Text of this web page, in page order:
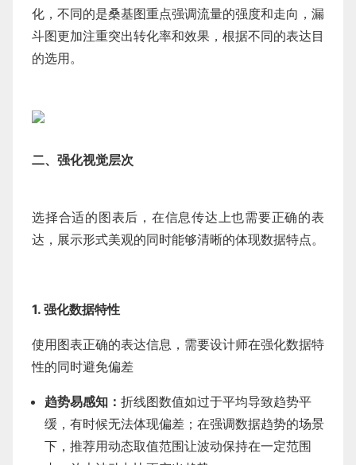
化，不同的是桑基图重点强调流量的强度和走向，漏
斗图更加注重突出转化率和效果，根据不同的表达目
的选用。
二、强化视觉层次
选择合适的图表后，在信息传达上也需要正确的表
达，展示形式美观的同时能够清晰的体现数据特点。
1. 强化数据特性
使用图表正确的表达信息，需要设计师在强化数据特
性的同时避免偏差
趋势易感知： 折线图数值如过于平均导致趋势平
缓，有时候无法体现偏差；在强调数据趋势的场景
下，推荐用动态取值范围让波动保持在一定范围